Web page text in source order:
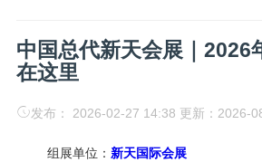
中国总代新天会展｜2026
在这里
发布： 2026-02-27 14:38 更新：2026-
组展单位： 新天国际会展